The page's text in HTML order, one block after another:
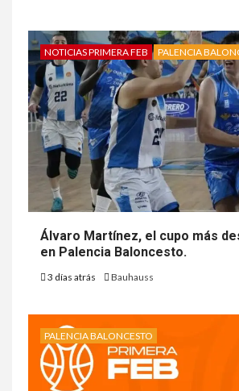
NOTICIAS PRIMERA FEB PALENCIA
Álvaro Martínez, el cupo más
en Palencia Baloncesto.
3 días atrás Bauhauss
PALENCIA BALONCESTO